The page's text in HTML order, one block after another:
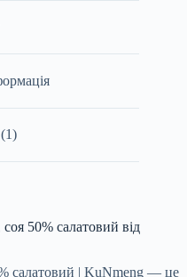
50% салатовий від
салатовий | KuNmeng — це